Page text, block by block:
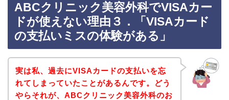
ABCクリニック美容外科でVISAカー
ドが使えない理由３．「VISAカード
の支払いミスの体験がある」
実は私、過去にVISAカードの支払いを忘
れてしまっていたことがあるんです。どう
やらそれが、ABCクリニック美容外科のお